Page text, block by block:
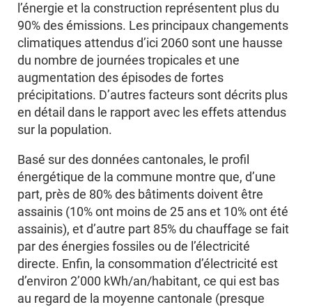
l’énergie et la construction représentent plus du
90% des émissions. Les principaux changements
climatiques attendus d’ici 2060 sont une hausse
du nombre de journées tropicales et une
augmentation des épisodes de fortes
précipitations. D’autres facteurs sont décrits plus
en détail dans le rapport avec les effets attendus
sur la population.
Basé sur des données cantonales, le profil
énergétique de la commune montre que, d’une
part, près de 80% des bâtiments doivent être
assainis (10% ont moins de 25 ans et 10% ont été
assainis), et d’autre part 85% du chauffage se fait
par des énergies fossiles ou de l’électricité
directe. Enfin, la consommation d’électricité est
d’environ 2’000 kWh/an/habitant, ce qui est bas
au regard de la moyenne cantonale (presque